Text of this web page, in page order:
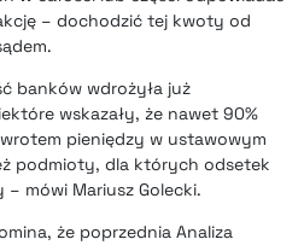
– dochodzić tej kwoty od
banków wdrożyła już
wskazały, że nawet 90%
pieniędzy w ustawowym
podmioty, dla których odsetek
mówi Mariusz Golecki.
że poprzednia Analiza